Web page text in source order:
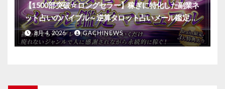
【1500部突破☆ロングセラー】稼ぎに特化した副業ネ
ット占いのバイブル～逆算タロット占いメール鑑定マ
ニュアル～
8月 4, 2026 GACHINEWS